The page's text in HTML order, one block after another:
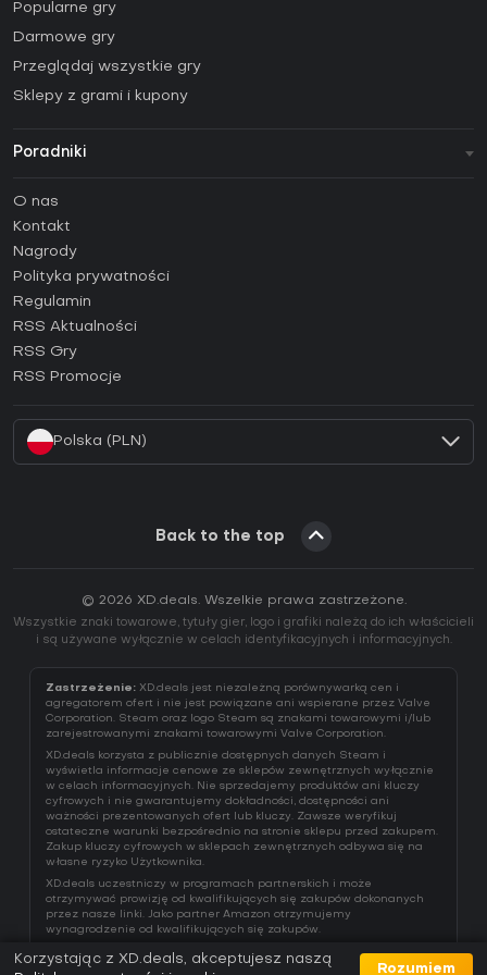
Popularne gry
Darmowe gry
Przeglądaj wszystkie gry
Sklepy z grami i kupony
Poradniki
Poradniki
Jak aktywować klucz Steam (CD Key)?
Jak aktywować klucz Epic Games (CD Key)?
Jak aktywować klucz GOG (CD Key)?
Jak aktywować klucz Ubisoft Connect (CD Key)?
O nas
Kontakt
Nagrody
Polityka prywatności
Regulamin
RSS Aktualności
RSS Gry
RSS Promocje
Polska (PLN)
Back to the top
© 2026 XD.deals. Wszelkie prawa zastrzeżone.
Wszystkie znaki towarowe, tytuły gier, logo i grafiki należą do ich właścicieli
i są używane wyłącznie w celach identyfikacyjnych i informacyjnych.
Zastrzeżenie: XD.deals jest niezależną porównywarką cen i
agregatorem ofert i nie jest powiązane ani wspierane przez Valve
Corporation. Steam oraz logo Steam są znakami towarowymi i/lub
zarejestrowanymi znakami towarowymi Valve Corporation.
XD.deals korzysta z publicznie dostępnych danych Steam i
wyświetla informacje cenowe ze sklepów zewnętrznych wyłącznie
w celach informacyjnych. Nie sprzedajemy produktów ani kluczy
cyfrowych i nie gwarantujemy dokładności, dostępności ani
ważności prezentowanych ofert lub kluczy. Zawsze weryfikuj
ostateczne warunki bezpośrednio na stronie sklepu przed zakupem.
Zakup kluczy cyfrowych w sklepach zewnętrznych odbywa się na
własne ryzyko Użytkownika.
XD.deals uczestniczy w programach partnerskich i może
otrzymywać prowizję od kwalifikujących się zakupów dokonanych
przez nasze linki. Jako partner Amazon otrzymujemy
wynagrodzenie od kwalifikujących się zakupów.
Korzystając z XD.deals, akceptujesz naszą
Rozumiem